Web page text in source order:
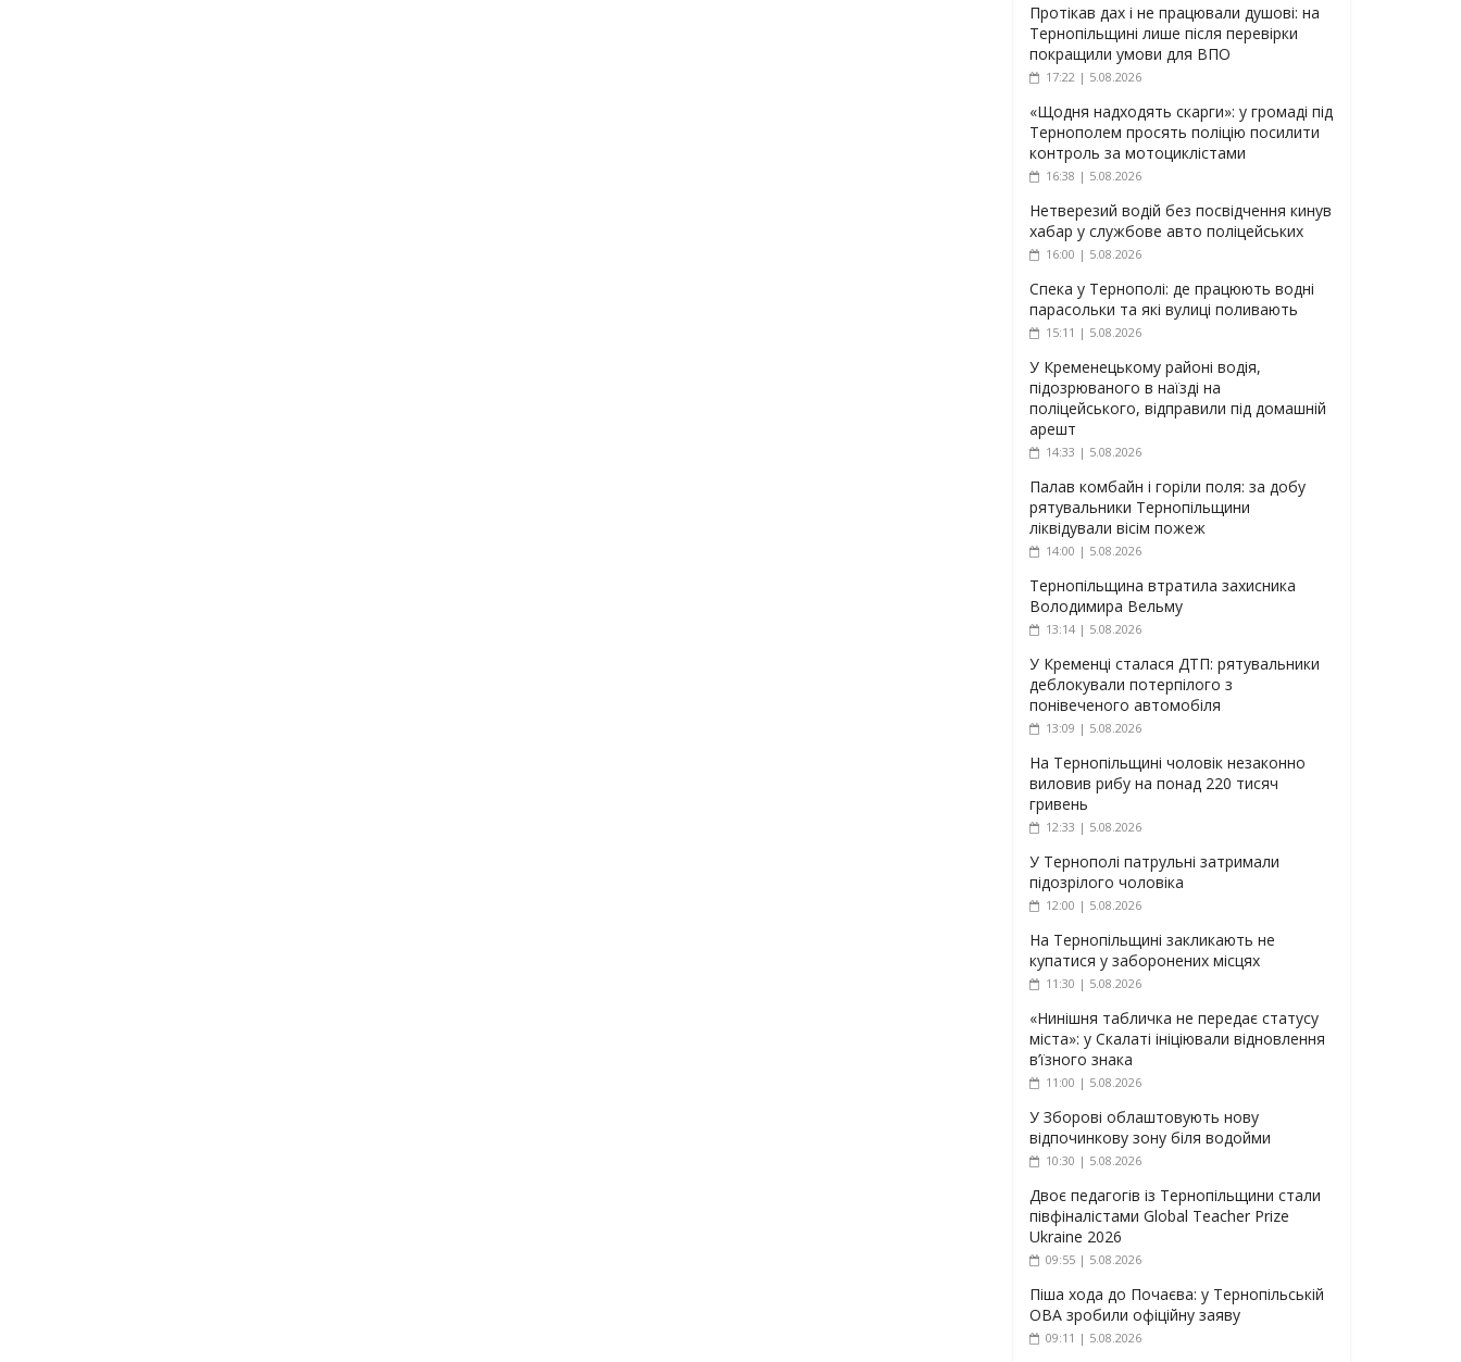
Протікав дах і не працювали душові: на
Тернопільщині лише після перевірки
покращили умови для ВПО
17:22 | 5.08.2026
«Щодня надходять скарги»: у громаді під
Тернополем просять поліцію посилити
контроль за мотоциклістами
16:38 | 5.08.2026
Нетверезий водій без посвідчення кинув
хабар у службове авто поліцейських
16:00 | 5.08.2026
Спека у Тернополі: де працюють водні
парасольки та які вулиці поливають
15:11 | 5.08.2026
У Кременецькому районі водія,
підозрюваного в наїзді на
поліцейського, відправили під домашній
арешт
14:33 | 5.08.2026
Палав комбайн і горіли поля: за добу
рятувальники Тернопільщини
ліквідували вісім пожеж
14:00 | 5.08.2026
Тернопільщина втратила захисника
Володимира Вельму
13:14 | 5.08.2026
У Кременці сталася ДТП: рятувальники
деблокували потерпілого з
понівеченого автомобіля
13:09 | 5.08.2026
На Тернопільщині чоловік незаконно
виловив рибу на понад 220 тисяч
гривень
12:33 | 5.08.2026
У Тернополі патрульні затримали
підозрілого чоловіка
12:00 | 5.08.2026
На Тернопільщині закликають не
купатися у заборонених місцях
11:30 | 5.08.2026
«Нинішня табличка не передає статусу
міста»: у Скалаті ініціювали відновлення
в’їзного знака
11:00 | 5.08.2026
У Зборові облаштовують нову
відпочинкову зону біля водойми
10:30 | 5.08.2026
Двоє педагогів із Тернопільщини стали
півфіналістами Global Teacher Prize
Ukraine 2026
09:55 | 5.08.2026
Піша хода до Почаєва: у Тернопільській
ОВА зробили офіційну заяву
09:11 | 5.08.2026